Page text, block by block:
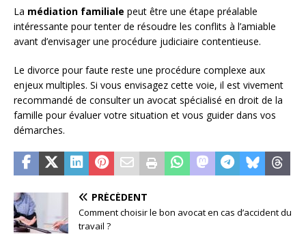
La médiation familiale peut être une étape préalable
intéressante pour tenter de résoudre les conflits à l’amiable
avant d’envisager une procédure judiciaire contentieuse.
Le divorce pour faute reste une procédure complexe aux
enjeux multiples. Si vous envisagez cette voie, il est vivement
recommandé de consulter un avocat spécialisé en droit de la
famille pour évaluer votre situation et vous guider dans vos
démarches.
PRÉCÉDENT
Comment choisir le bon avocat en cas d’accident du
travail ?